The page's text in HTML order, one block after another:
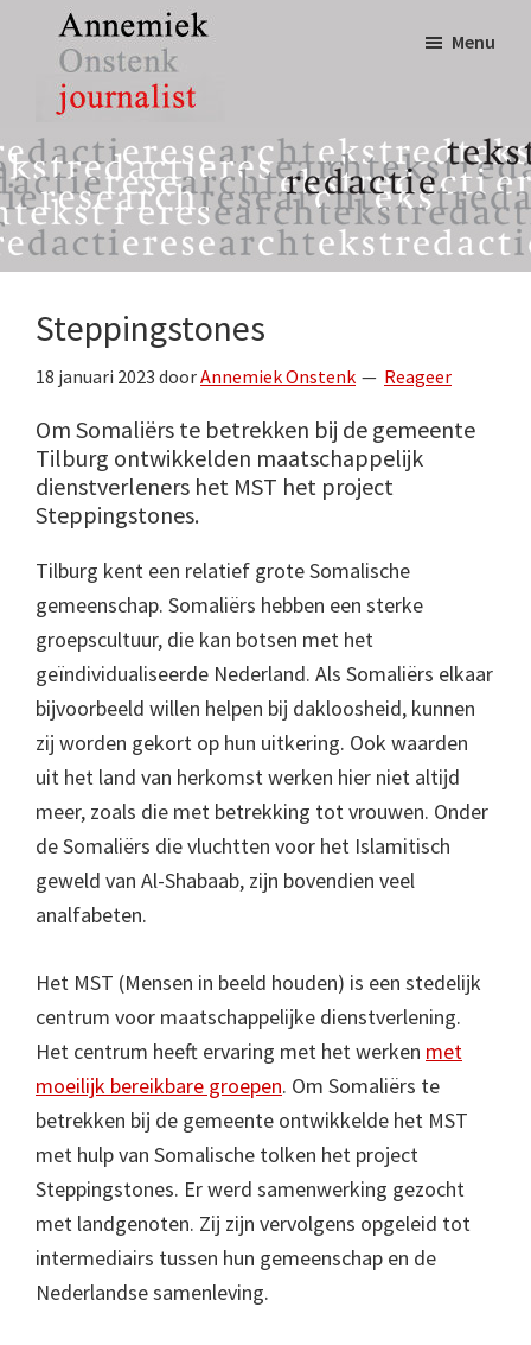
inhoud
eerste
sidebar
Annemiek
Onstenk
Journalist
tekst,
redactie
&
research
Menu
Steppingstones
18 januari 2023 doorAnnemiek Onstenk Reageer
Om Somaliërs te betrekken bij de gemeente
Tilburg ontwikkelden maatschappelijk
dienstverleners het MST het project
Steppingstones.
Tilburg kent een relatief grote Somalische
gemeenschap. Somaliërs hebben een sterke
groepscultuur, die kan botsen met het
geïndividualiseerde Nederland. Als Somaliërs elkaar
bijvoorbeeld willen helpen bij dakloosheid, kunnen
zij worden gekort op hun uitkering. Ook waarden
uit het land van herkomst werken hier niet altijd
meer, zoals die met betrekking tot vrouwen. Onder
de Somaliërs die vluchtten voor het Islamitisch
geweld van Al-Shabaab, zijn bovendien veel
analfabeten.
Het MST (Mensen in beeld houden) is een stedelijk
centrum voor maatschappelijke dienstverlening.
Het centrum heeft ervaring met het werken met
moeilijk bereikbare groepen. Om Somaliërs te
betrekken bij de gemeente ontwikkelde het MST
met hulp van Somalische tolken het project
Steppingstones. Er werd samenwerking gezocht
met landgenoten. Zij zijn vervolgens opgeleid tot
intermediairs tussen hun gemeenschap en de
Nederlandse samenleving.